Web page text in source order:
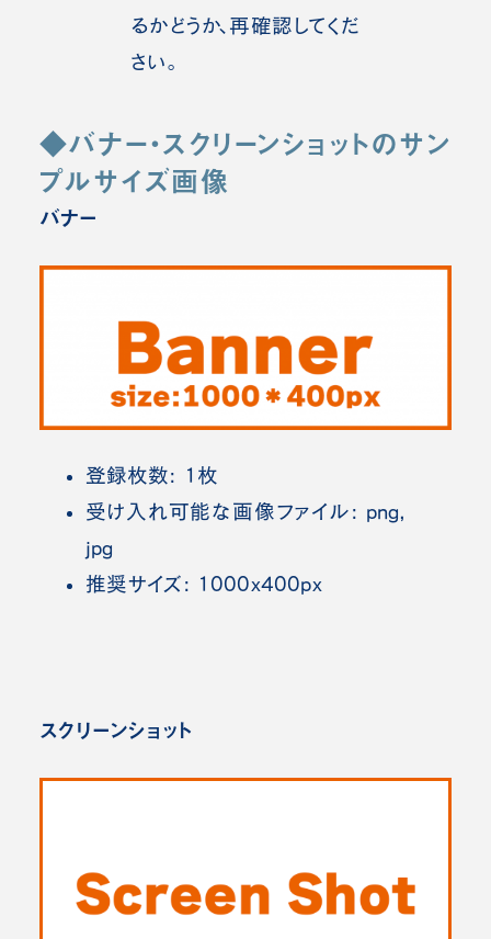
るかどうか、再確認してくだ
さい。
◆バナー・スクリーンショットのサン
プルサイズ画像
バナー
登録枚数: 1枚
受け入れ可能な画像ファイル: png,
jpg
推奨サイズ: 1000x400px
スクリーンショット